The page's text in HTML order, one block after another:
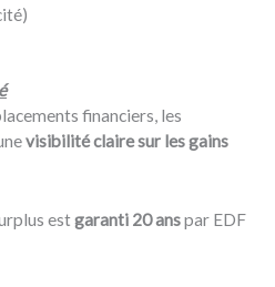
financiers, les
visibilité claire sur les gains
estgaranti 20 anspar EDF